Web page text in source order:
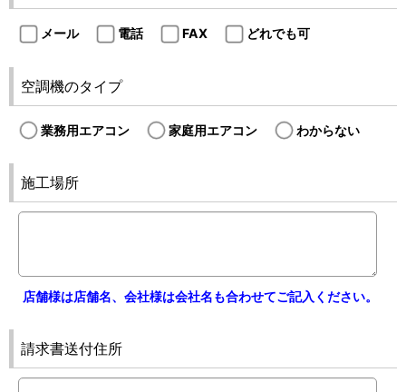
メール 電話 FAX どれでも可
空調機のタイプ
業務用エアコン 家庭用エアコン わからない
施工場所
店舗様は店舗名、会社様は会社名も合わせてご記入ください。
請求書送付住所